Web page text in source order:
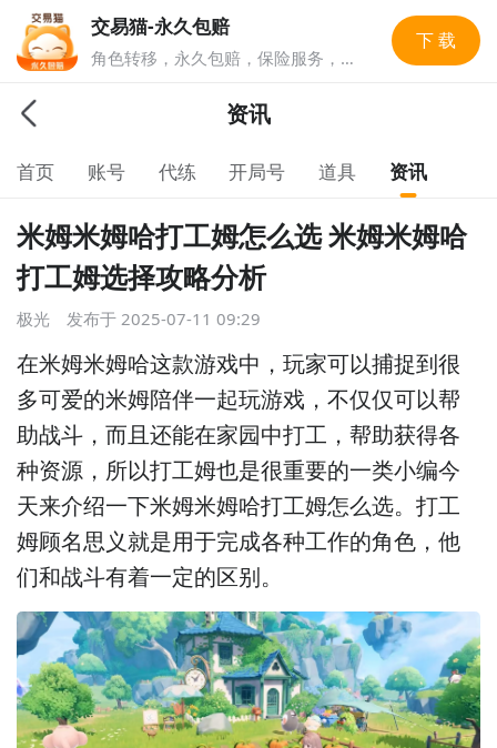
交易猫-永久包赔
角色转移，永久包赔，保险服务，实
就上交易猫，1亿玩家选择的游戏交
下 载
资讯
首页 账号 代练 开局号 道具 资讯
米姆米姆哈打工姆怎么选 米姆米姆哈
打工姆选择攻略分析
极光 发布于 2025-07-11 09:29
在米姆米姆哈这款游戏中，玩家可以捕捉到很
多可爱的米姆陪伴一起玩游戏，不仅仅可以帮
助战斗，而且还能在家园中打工，帮助获得各
种资源，所以打工姆也是很重要的一类小编今
天来介绍一下米姆米姆哈打工姆怎么选。打工
姆顾名思义就是用于完成各种工作的角色，他
们和战斗有着一定的区别。